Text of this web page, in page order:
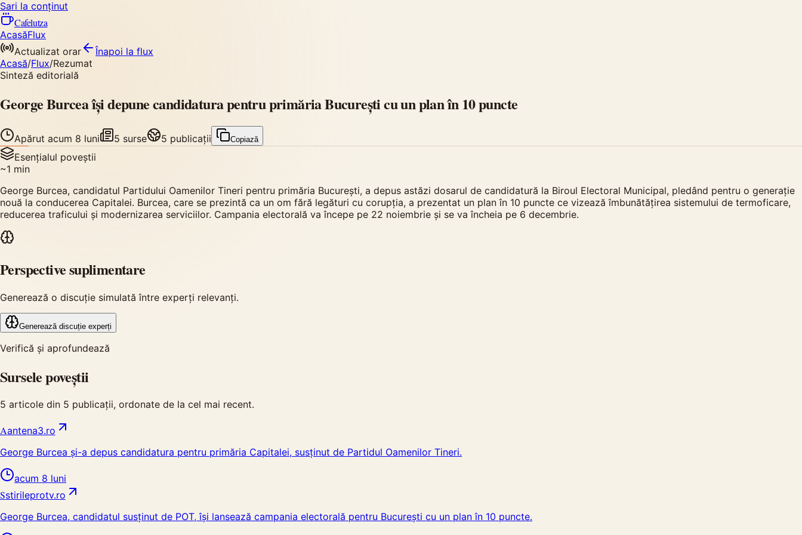
Sari la conținut
Cafelutza
AcasăFlux
Actualizat orar
Înapoi la flux
Acasă/Flux/Rezumat
Sinteză editorială
George Burcea își depune candidatura pentru primăria București cu un plan în 10 puncte
Apărut acum 8 luni 5 surse 5 publicații Copiază
Esențialul poveștii
~1 min
George Burcea, candidatul Partidului Oamenilor Tineri pentru primăria București, a depus astăzi dosarul de candidatură la Biroul Electoral Municipal, pledând pentru o generație
nouă la conducerea Capitalei. Burcea, care se prezintă ca un om fără legături cu corupția, a prezentat un plan în 10 puncte ce vizează îmbunătățirea sistemului de termoficare,
reducerea traficului și modernizarea serviciilor. Campania electorală va începe pe 22 noiembrie și se va încheia pe 6 decembrie.
Perspective suplimentare
Generează o discuție simulată între experți relevanți.
Generează discuție experți
Verifică și aprofundează
Sursele poveștii
5 articole din 5 publicații, ordonate de la cel mai recent.
Aantena3.ro
George Burcea și-a depus candidatura pentru primăria Capitalei, susținut de Partidul Oamenilor Tineri.
acum 8 luni
Sstirileprotv.ro
George Burcea, candidatul susținut de POT, își lansează campania electorală pentru București cu un plan în 10 puncte.